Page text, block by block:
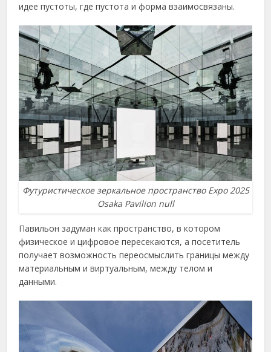
идее пустоты, где пустота и форма взаимосвязаны.
Футуристическое зеркальное пространство Expo 2025
Osaka Pavilion null
Павильон задуман как пространство, в котором
физическое и цифровое пересекаются, а посетитель
получает возможность переосмыслить границы между
материальным и виртуальным, между телом и
данными.